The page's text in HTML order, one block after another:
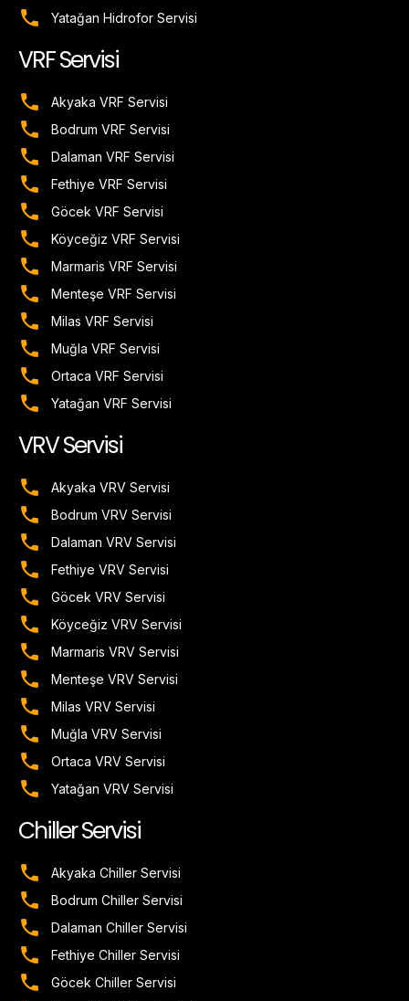
Yatağan Hidrofor Servisi
VRF Servisi
Akyaka VRF Servisi
Bodrum VRF Servisi
Dalaman VRF Servisi
Fethiye VRF Servisi
Göcek VRF Servisi
Köyceğiz VRF Servisi
Marmaris VRF Servisi
Menteşe VRF Servisi
Milas VRF Servisi
Muğla VRF Servisi
Ortaca VRF Servisi
Yatağan VRF Servisi
VRV Servisi
Akyaka VRV Servisi
Bodrum VRV Servisi
Dalaman VRV Servisi
Fethiye VRV Servisi
Göcek VRV Servisi
Köyceğiz VRV Servisi
Marmaris VRV Servisi
Menteşe VRV Servisi
Milas VRV Servisi
Muğla VRV Servisi
Ortaca VRV Servisi
Yatağan VRV Servisi
Chiller Servisi
Akyaka Chiller Servisi
Bodrum Chiller Servisi
Dalaman Chiller Servisi
Fethiye Chiller Servisi
Göcek Chiller Servisi